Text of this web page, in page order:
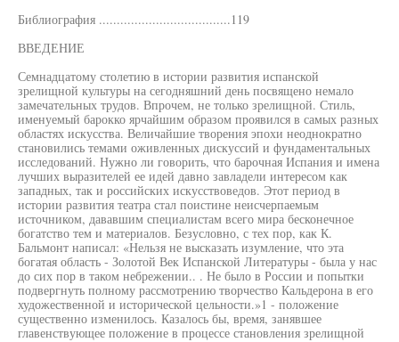
Библиография .....................................119
ВВЕДЕНИЕ
Семнадцатому столетию в истории развития испанской
зрелищной культуры на сегодняшний день посвящено немало
замечательных трудов. Впрочем, не только зрелищной. Стиль,
именуемый барокко ярчайшим образом проявился в самых разных
областях искусства. Величайшие творения эпохи неоднократно
становились темами оживленных дискуссий и фундаментальных
исследований. Нужно ли говорить, что барочная Испания и имена
лучших выразителей ее идей давно завладели интересом как
западных, так и российских искусствоведов. Этот период в
истории развития театра стал поистине неисчерпаемым
источником, дававшим специалистам всего мира бесконечное
богатство тем и материалов. Безусловно, с тех пор, как К.
Бальмонт написал: «Нельзя не высказать изумление, что эта
богатая область - Золотой Век Испанской Литературы - была у нас
до сих пор в таком небрежении.. . Не было в России и попытки
подвергнуть полному рассмотрению творчество Кальдерона в его
художественной и исторической цельности.»1 - положение
существенно изменилось. Казалось бы, время, занявшее
главенствующее положение в процессе становления зрелищной